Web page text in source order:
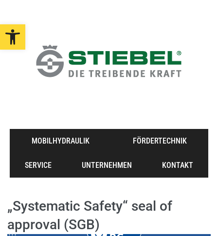
Open toolbar
MOBILHYDRAULIK FÖRDERTECHNIK
SERVICE UNTERNEHMEN KONTAKT
„Systematic Safety“ seal of
approval (SGB)